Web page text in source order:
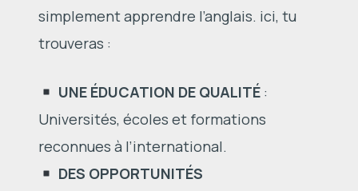
simplement apprendre l’anglais. ici, tu
trouveras :
UNE ÉDUCATION DE QUALITÉ:
Universités, écoles et formations
reconnues à l’international.
DES OPPORTUNITÉS